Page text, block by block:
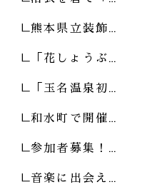
熊本県立装飾…
「花しょうぶ…
「玉名温泉初…
和水町で開催…
参加者募集！…
音楽に出会え…